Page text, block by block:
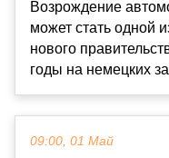
Возрождение
может стать одной
нового
годы на немецких
09:00, 01 Май